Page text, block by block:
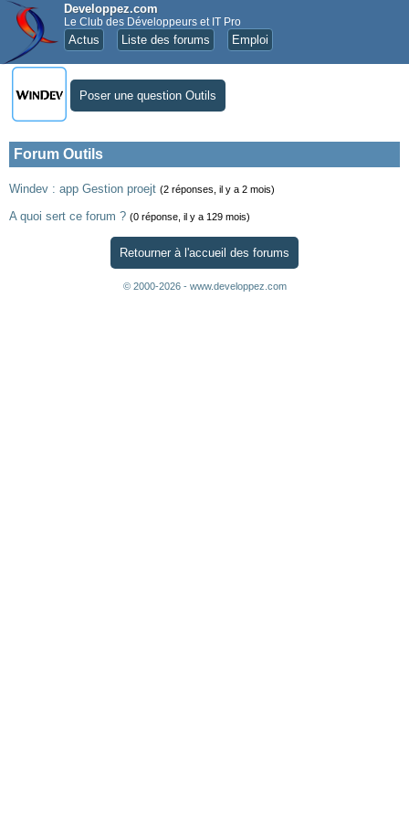
Developpez.com
Le Club des Développeurs et IT Pro
Actus Liste des forums Emploi
Poser une question Outils
Forum Outils
Windev : app Gestion proejt (2 réponses, il y a 2 mois)
A quoi sert ce forum ? (0 réponse, il y a 129 mois)
Retourner à l'accueil des forums
© 2000-2026 - www.developpez.com